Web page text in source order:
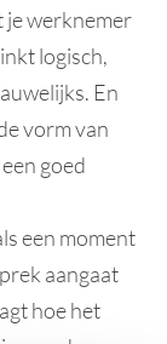
je werknemer
logisch,
En
vorm van
goed
een moment
aangaat
hoe het